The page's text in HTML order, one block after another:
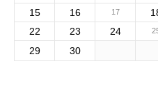
15 16 17
22 23 24
29 30